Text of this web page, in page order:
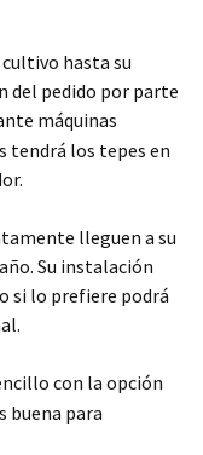
hasta su
del pedido por parte
máquinas
tendrá los tepes en
lleguen a su
Su instalación
si lo prefiere podrá
con la opción
buena para